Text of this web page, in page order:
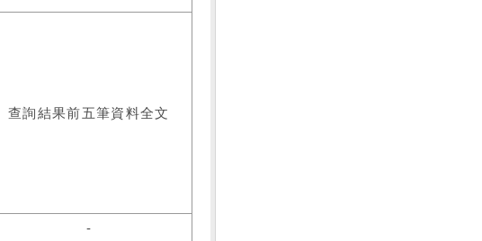
查詢結果前五筆資料全文
-